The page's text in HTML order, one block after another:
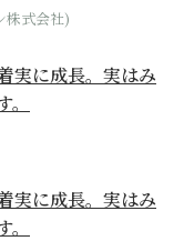
株式会社)
実に成長。実はみ
実に成長。実はみ